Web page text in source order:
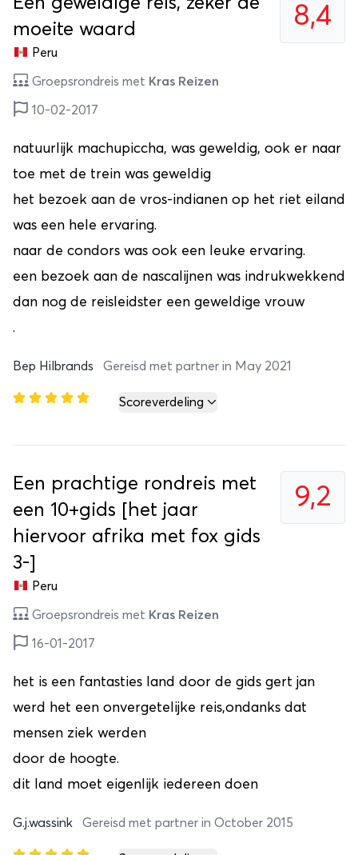
8,4
moeite waard
Peru
Groepsrondreis met Kras Reizen
10-02-2017
natuurlijk machupiccha, was geweldig, ook er naar
toe met de trein was geweldig
het bezoek aan de vros-indianen op het riet eiland
was een hele ervaring.
naar de condors was ook een leuke ervaring.
een bezoek aan de nascalijnen was indrukwekkend
dan nog de reisleidster een geweldige vrouw
.
Bep Hilbrands Gereisd met partner in May 2021
Scoreverdeling
9,2
Een prachtige rondreis met
een 10+gids [het jaar
hiervoor afrika met fox gids
3-]
Peru
Groepsrondreis met Kras Reizen
16-01-2017
het is een fantasties land door de gids gert jan
werd het een onvergetelijke reis,ondanks dat
mensen ziek werden
door de hoogte.
dit land moet eigenlijk iedereen doen
G.j.wassink Gereisd met partner in October 2015